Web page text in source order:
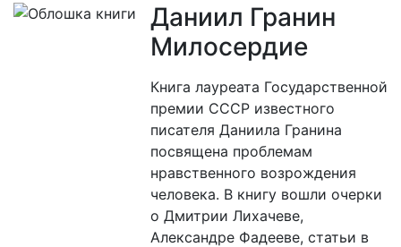
Даниил Гранин
Милосердие
Книга лауреата Государственной
премии СССР известного
писателя Даниила Гранина
посвящена проблемам
нравственного возрождения
человека. В книгу вошли очерки
о Дмитрии Лихачеве,
Александре Фадееве, статьи в